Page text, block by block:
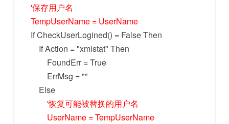
'保存用户名
TempUserName = UserName
If CheckUserLogined() = False Then
If Action = "xmlstat" Then
FoundErr = True
ErrMsg = ""
Else
'恢复可能被替换的用户名
UserName = TempUserName